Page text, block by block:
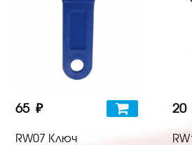
65 ₽
RW07 Ключ
20